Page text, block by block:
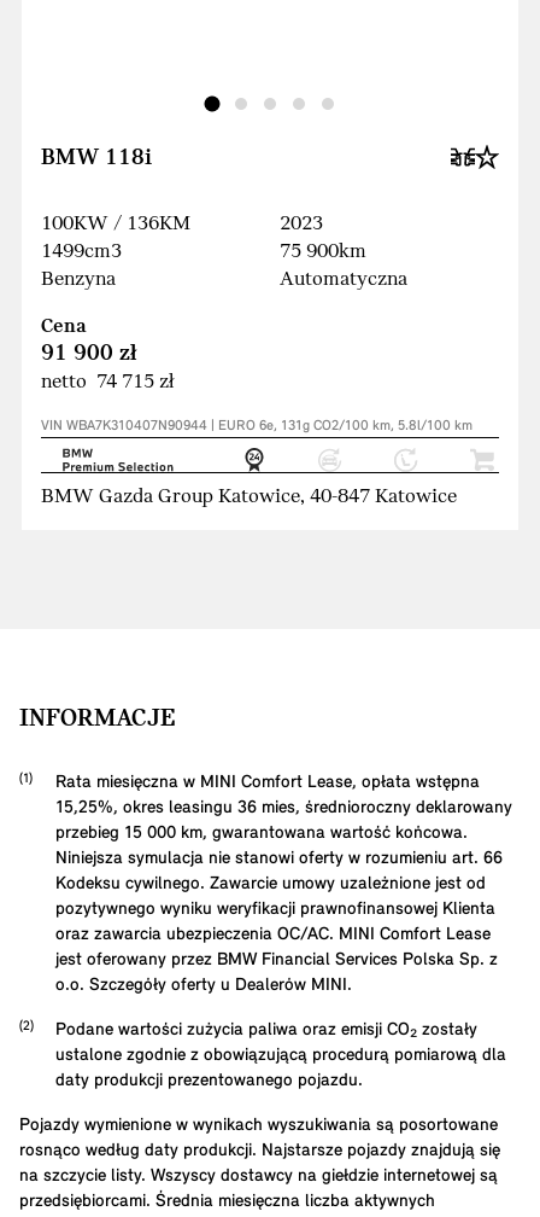
BMW 118i
100KW / 136KM
1499cm3
Benzyna
2023
75 900km
Automatyczna
Cena
91 900 zł
netto 74 715 zł
VIN WBA7K310407N90944 | EURO 6e, 131g CO2/100 km, 5.8l/100 km
BMW Gazda Group Katowice, 40-847 Katowice
INFORMACJE
Rata miesięczna w MINI Comfort Lease, opłata wstępna
15,25%, okres leasingu 36 mies, średnioroczny deklarowany
przebieg 15 000 km, gwarantowana wartość końcowa.
Niniejsza symulacja nie stanowi oferty w rozumieniu art. 66
Kodeksu cywilnego. Zawarcie umowy uzależnione jest od
pozytywnego wyniku weryfikacji prawnofinansowej Klienta
oraz zawarcia ubezpieczenia OC/AC. MINI Comfort Lease
jest oferowany przez BMW Financial Services Polska Sp. z
o.o. Szczegóły oferty u Dealerów MINI.
Podane wartości zużycia paliwa oraz emisji CO₂ zostały
ustalone zgodnie z obowiązującą procedurą pomiarową dla
daty produkcji prezentowanego pojazdu.
Pojazdy wymienione w wynikach wyszukiwania są posortowane
rosnąco według daty produkcji. Najstarsze pojazdy znajdują się
na szczycie listy. Wszyscy dostawcy na giełdzie internetowej są
przedsiębiorcami. Średnia miesięczna liczba aktywnych